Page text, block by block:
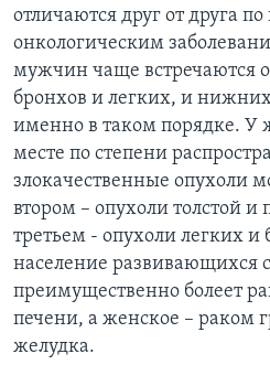
отличаются друг от друга
онкологическим
мужчин чаще встречаются
бронхов и легких, и
именно в таком порядке.
месте по степени
злокачественные опухоли
втором – опухоли толстой
третьем - опухоли легких
население развивающихся
преимущественно болеет
печени, а женское – раком
желудка.